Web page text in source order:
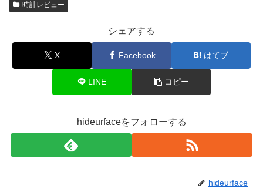
時計レビュー
シェアする
X Facebook はてブ
LINE コピー
hideurfaceをフォローする
hideurface